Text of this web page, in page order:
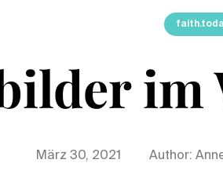
im
März 30, 2021 Author: